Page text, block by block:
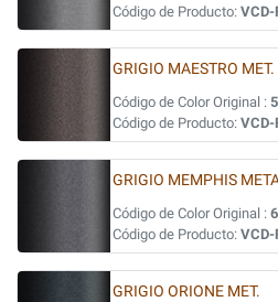
Código de Producto:
GRIGIO MAESTRO MET.
Código de Color Original :
Código de Producto: VCD-
GRIGIO MEMPHIS
Código de Color Original :
Código de Producto: VCD-
GRIGIO ORIONE MET.